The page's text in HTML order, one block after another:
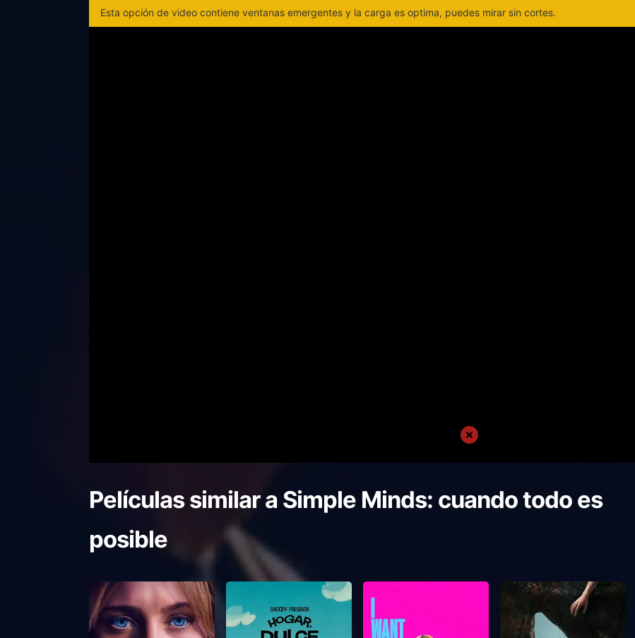
Esta opción de video contiene ventanas emergentes y la carga es optima, puedes mirar sin cortes.
Películas similar a Simple Minds: cuando todo es
posible